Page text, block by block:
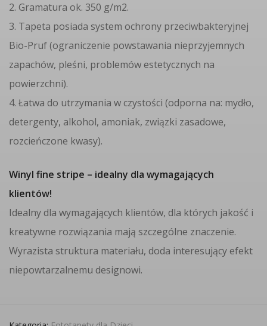
2. Gramatura ok. 350 g/m2.
3. Tapeta posiada system ochrony przeciwbakteryjnej
Bio-Pruf (ograniczenie powstawania nieprzyjemnych
zapachów, pleśni, problemów estetycznych na
powierzchni).
4. Łatwa do utrzymania w czystości (odporna na: mydło,
detergenty, alkohol, amoniak, związki zasadowe,
rozcieńczone kwasy).
Winyl fine stripe – idealny dla wymagających
klientów!
Idealny dla wymagających klientów, dla których jakość i
kreatywne rozwiązania mają szczególne znaczenie.
Wyrazista struktura materiału, doda interesujący efekt
niepowtarzalnemu designowi.